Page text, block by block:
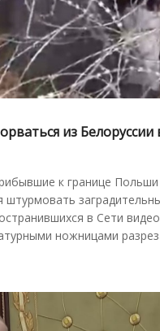
из
к границе Польши
штурмовать
в Сети
ножницами